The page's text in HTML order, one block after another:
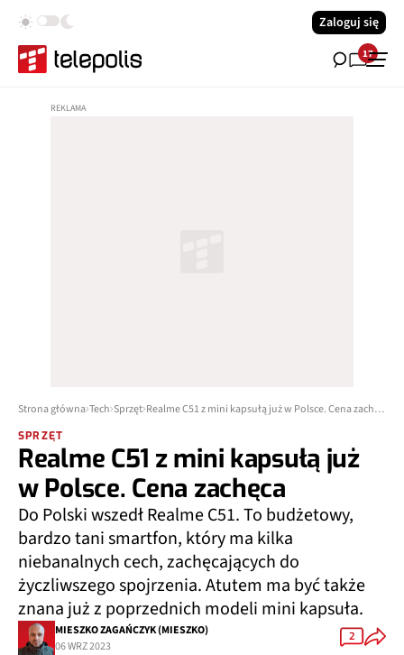
Zaloguj się
17
Strona główna Tech Sprzęt Realme C51 z mini kapsułą już w Polsce. Cena zachęca
SPRZĘT
Realme C51 z mini kapsułą już
w Polsce. Cena zachęca
Do Polski wszedł Realme C51. To budżetowy,
bardzo tani smartfon, który ma kilka
niebanalnych cech, zachęcających do
życzliwszego spojrzenia. Atutem ma być także
znana już z poprzednich modeli mini kapsuła.
MIESZKO ZAGAŃCZYK (MIESZKO)
06 WRZ 2023
2